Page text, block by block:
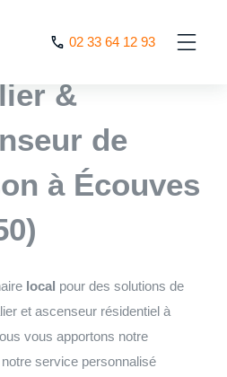
02 33 64 12 93
monte
&
de
à Écouves
local pour des solutions de
et ascenseur résidentiel à
vous apportons notre
service personnalisé